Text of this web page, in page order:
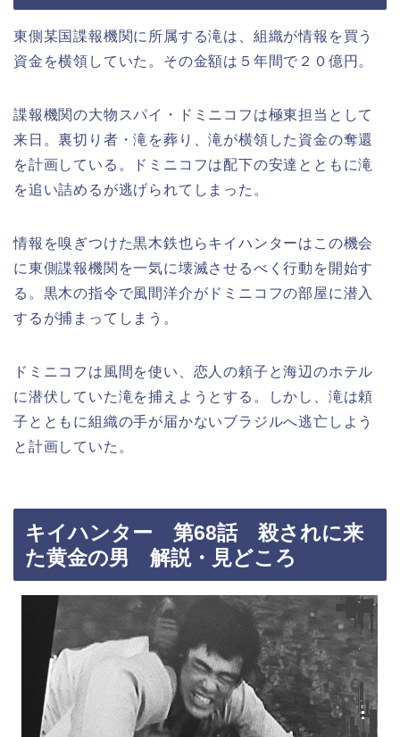
東側某国諜報機関に所属する滝は、組織が情報を買う
資金を横領していた。その金額は５年間で２０億円。
諜報機関の大物スパイ・ドミニコフは極東担当として
来日。裏切り者・滝を葬り、滝が横領した資金の奪還
を計画している。ドミニコフは配下の安達とともに滝
を追い詰めるが逃げられてしまった。
情報を嗅ぎつけた黒木鉄也らキイハンターはこの機会
に東側諜報機関を一気に壊滅させるべく行動を開始す
る。黒木の指令で風間洋介がドミニコフの部屋に潜入
するが捕まってしまう。
ドミニコフは風間を使い、恋人の頼子と海辺のホテル
に潜伏していた滝を捕えようとする。しかし、滝は頼
子とともに組織の手が届かないブラジルへ逃亡しよう
と計画していた。
キイハンター 第68話 殺されに来
た黄金の男 解説・見どころ